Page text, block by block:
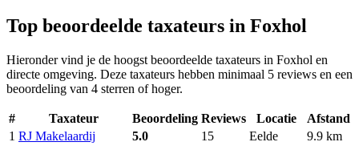
Top beoordeelde taxateurs in Foxhol
Hieronder vind je de hoogst beoordeelde taxateurs in Foxhol en
directe omgeving. Deze taxateurs hebben minimaal 5 reviews en een
beoordeling van 4 sterren of hoger.
# Taxateur Beoordeling Reviews Locatie
Afstand
1 RJ Makelaardij 5.0 15 Eelde
9.9 km